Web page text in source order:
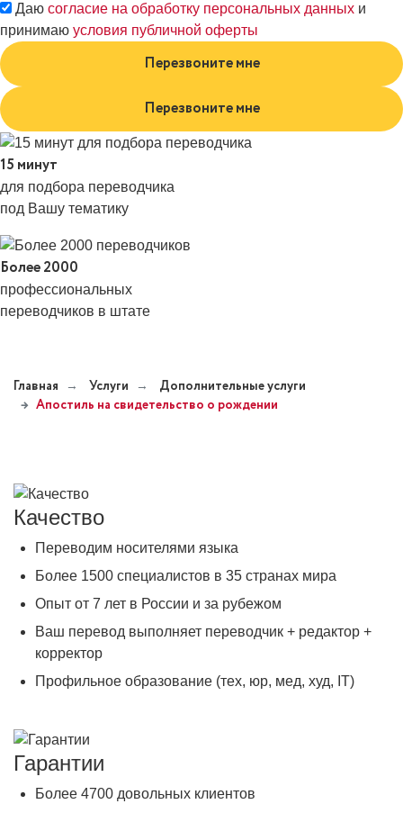
Даю согласие на обработку персональных данных и
принимаю условия публичной оферты
Перезвоните мне
Перезвоните мне
15 минут
для подбора переводчика
под Вашу тематику
Более 2000
профессиональных
переводчиков в штате
Главная Услуги
Дополнительные услуги
Апостиль на свидетельство о рождении
Качество
Переводим носителями языка
Более 1500 специалистов в 35 странах мира
Опыт от 7 лет в России и за рубежом
Ваш перевод выполняет переводчик + редактор +
корректор
Профильное образование (тех, юр, мед, худ, IT)
Гарантии
Более 4700 довольных клиентов